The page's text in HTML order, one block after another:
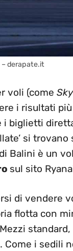
– derapate.it
voli (come
i risultati
biglietti
si
Balini è un
sul sito
di vendere
flotta con
i sedili